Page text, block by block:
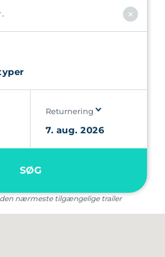
Returnering
SØG
den nærmeste tilgængelige trailer